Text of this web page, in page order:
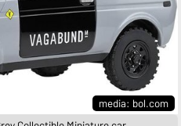
media: bol.com